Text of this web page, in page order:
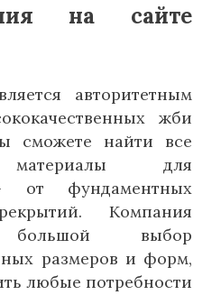
на сайте
авторитетным
жби
сможете найти все
материалы для
от фундаментных
Компания
большой выбор
размеров и форм,
любые потребности